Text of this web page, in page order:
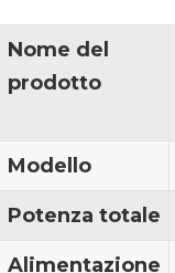
Nome del
prodotto
Modello
Potenza totale
Alimentazione